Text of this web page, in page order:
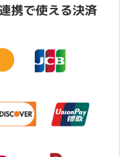
携で使える決済